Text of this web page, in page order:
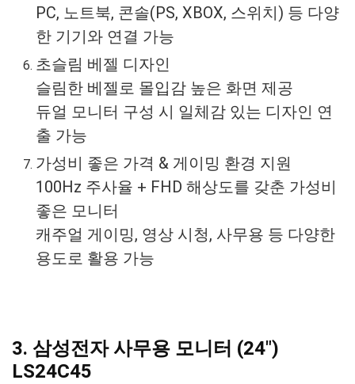
PC, 노트북, 콘솔(PS, XBOX, 스위치) 등 다양
한 기기와 연결 가능
초슬림 베젤 디자인
슬림한 베젤로 몰입감 높은 화면 제공
듀얼 모니터 구성 시 일체감 있는 디자인 연
출 가능
가성비 좋은 가격 & 게이밍 환경 지원
100Hz 주사율 + FHD 해상도를 갖춘 가성비
좋은 모니터
캐주얼 게이밍, 영상 시청, 사무용 등 다양한
용도로 활용 가능
3. 삼성전자 사무용 모니터 (24″)
LS24C45